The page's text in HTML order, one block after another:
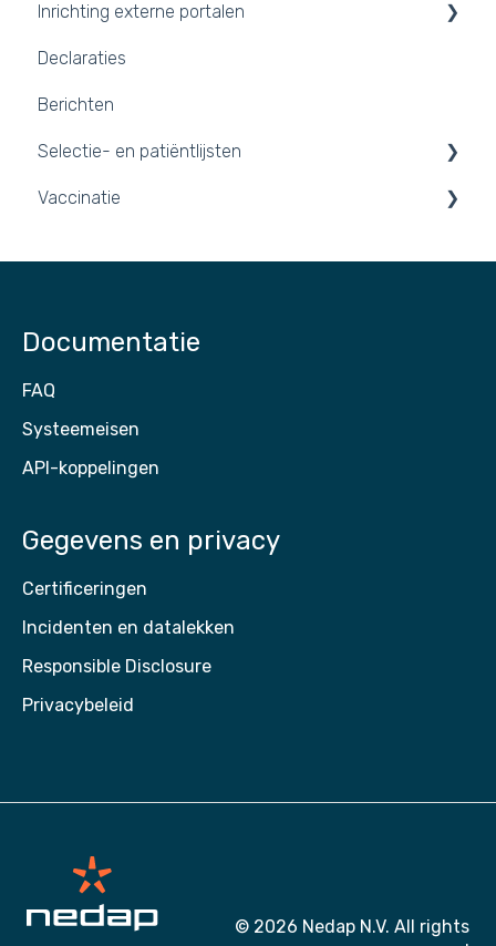
Praktijkomgeving inrichten
Inloggen en tegel kiezen
2FA inschakelen
Inrichting externe portalen
Portalen
Integraties
Declaraties
Berichten
Selectie- en patiëntlijsten
Patiëntlijsten
Vaccinatie
Documentatie
FAQ
Systeemeisen
API-koppelingen
Gegevens en privacy
Certificeringen
Incidenten en datalekken
Responsible Disclosure
Privacybeleid
© 2026 Nedap N.V. All rights